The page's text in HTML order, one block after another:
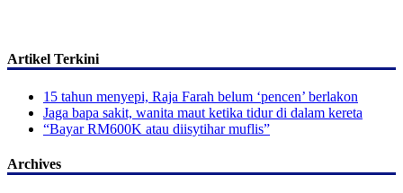
Artikel Terkini
15 tahun menyepi, Raja Farah belum ‘pencen’ berlakon
Jaga bapa sakit, wanita maut ketika tidur di dalam kereta
“Bayar RM600K atau diisytihar muflis”
Archives